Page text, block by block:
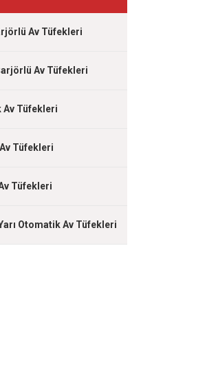
Av Tüfekleri
Av Tüfekleri
Av Tüfekleri
Tüfekleri
Tüfekleri
Otomatik Av Tüfekleri